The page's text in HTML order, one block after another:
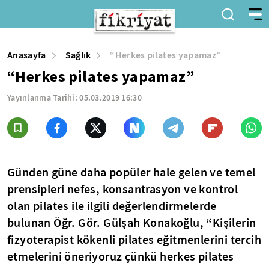
Anasayfa Sağlık “Herkes pilates yapamaz”
“Herkes pilates yapamaz”
Yayınlanma Tarihi:05.03.2019 16:30
Günden güne daha popüler hale gelen ve temel
prensipleri nefes, konsantrasyon ve kontrol
olan pilates ile ilgili değerlendirmelerde
bulunan Öğr. Gör. Gülşah Konakoğlu, “Kişilerin
fizyoterapist kökenli pilates eğitmenlerini tercih
etmelerini öneriyoruz çünkü herkes pilates